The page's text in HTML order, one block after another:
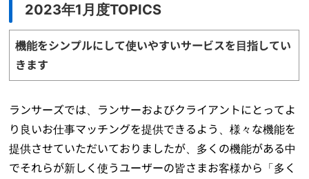
2023年1月度TOPICS
機能をシンプルにして使いやすいサービスを目指してい
きます
ランサーズでは、ランサーおよびクライアントにとってよ
り良いお仕事マッチングを提供できるよう、様々な機能を
提供させていただいておりましたが、多くの機能がある中
でそれらが新しく使うユーザーの皆さまお客様から「多く